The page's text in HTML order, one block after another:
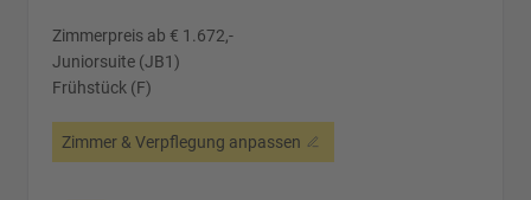
Zimmerpreis ab € 1.672,-
Juniorsuite (JB1)
Frühstück (F)
Zimmer & Verpflegung anpassen